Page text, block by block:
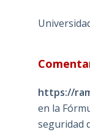
https://
en la
seguridad